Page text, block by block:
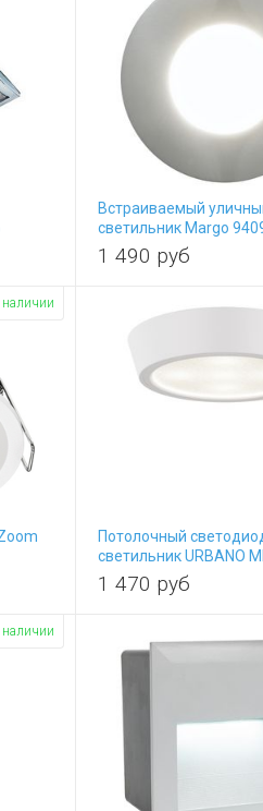
Встраиваемый
светильник Margo
1 490 руб
наличии
Потолочный
светильник URBANO
1 470 руб
наличии